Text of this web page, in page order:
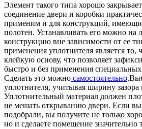
Элемент такого типа хорошо
соединение двери и коробки
применим и для конструкций,
полотен. Устанавливать его можно
конструкцию вне зависимости от ее
применения уплотнителя является то,
клейкую основу, что позволяет
быстро и без применения
Сделать это можно самостоятельно.
уплотнителя, учитывая ширину
Уплотнительный материал должен
не мешать открыванию двери. Если вы
подобрали, вы получите не только
но и сделаете помещение значительно